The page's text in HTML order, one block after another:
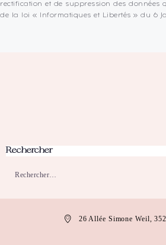
rectification et de suppression des données
de la loi « Informatiques et Libertés » du 6
Rechercher
26 Allée Simone Weil,